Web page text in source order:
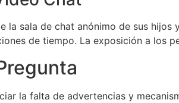
la sala de chat anónimo de sus
de tiempo. La exposición a los
la falta de advertencias y